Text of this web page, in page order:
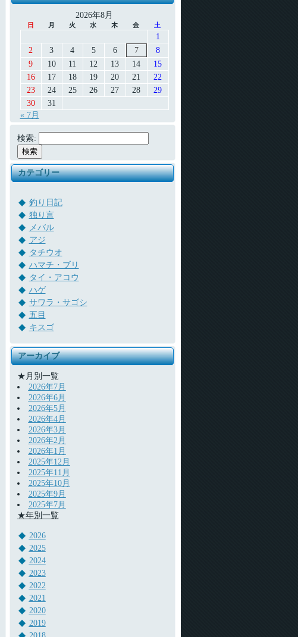
2026年8月
日 月 火 水 木 金 土
« 7月
1
2
3 4 5 6 7
8
9
10 11 12 13 14
15
16
17 18 19 20 21
22
23
24 25 26 27 28
29
30
31
検索:
カテゴリー
釣り日記
独り言
メバル
アジ
タチウオ
ハマチ・ブリ
タイ・アコウ
ハゲ
サワラ・サゴシ
五目
キスゴ
アーカイブ
★月別一覧
2026年7月
2026年6月
2026年5月
2026年4月
2026年3月
2026年2月
2026年1月
2025年12月
2025年11月
2025年10月
2025年9月
2025年7月
★年別一覧
2026
2025
2024
2023
2022
2021
2020
2019